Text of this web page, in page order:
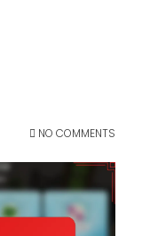
NO COMMENTS